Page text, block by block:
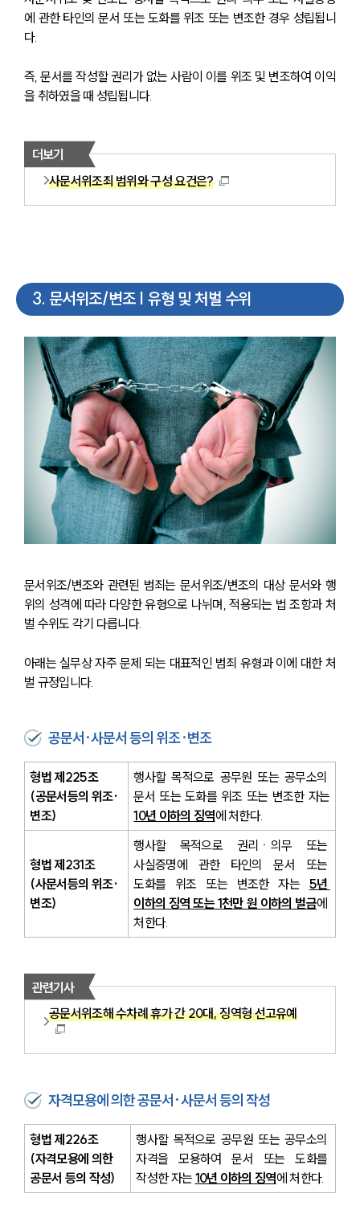
에 관한 타인의 문서 또는 도화를 위조 또는 변조한 경우 성립됩니
다.
즉, 문서를 작성할 권리가 없는 사람이 이를 위조 및 변조하여 이익
을 취하였을 때 성립됩니다.
더보기
사문서위조죄 범위와 구성 요건은?
3. 문서위조/변조 | 유형 및 처벌 수위
문서위조/변조와 관련된 범죄는 문서위조/변조의 대상 문서와 행
위의 성격에 따라 다양한 유형으로 나뉘며, 적용되는 법 조항과 처
벌 수위도 각기 다릅니다.
아래는 실무상 자주 문제 되는 대표적인 범죄 유형과 이에 대한 처
벌 규정입니다.
공문서·사문서 등의 위조·변조
형법 제225조
(공문서등의 위조·
변조)
행사할 목적으로 공무원 또는 공무소의
문서 또는 도화를 위조 또는 변조한 자는
10년 이하의 징역에 처한다.
형법 제231조
(사문서등의 위조·
변조)
행사할 목적으로 권리ㆍ의무 또는
사실증명에 관한 타인의 문서 또는
도화를 위조 또는 변조한 자는
5년
이하의 징역 또는 1천만 원 이하의 벌금에
처한다.
관련기사
공문서위조해 수차례 휴가 간 20대, 징역형 선고유예
자격모용에 의한 공문서·사문서 등의 작성
형법 제226조
(자격모용에 의한
공문서 등의 작성)
행사할 목적으로 공무원 또는 공무소의
자격을 모용하여 문서 또는 도화를
작성한 자는 10년 이하의 징역에 처한다.